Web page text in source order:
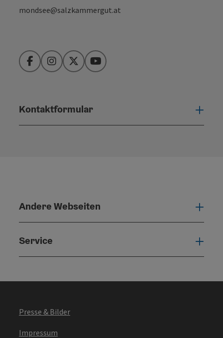
mondsee@salzkammergut.at
FacebookInstagram
TwitterYouTube
Kontaktformular
Andere Webseiten
Service
Presse & Bilder
Impressum